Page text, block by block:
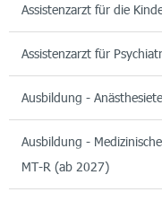
Assistenzarzt für die
Assistenzarzt für
Ausbildung -
Ausbildung -
MT-R (ab 2027)